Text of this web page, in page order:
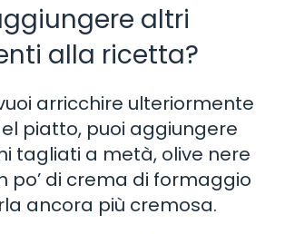
altri
alla ricetta?
arricchire ulteriormente
piatto, puoi aggiungere
tagliati a metà, olive nere
po’ di crema di formaggio
ancora più cremosa.